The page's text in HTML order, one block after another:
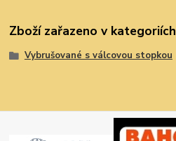
Zboží zařazeno v kategoriích
Vybrušované s válcovou stopkou